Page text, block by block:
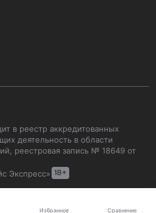
Избранное Сравнение
в реестр аккредитованных
деятельность в области
реестровая запись № 18649 от
Экспресс»